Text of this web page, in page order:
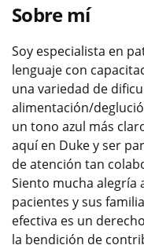
Sobre mí
Soy especialista en
lenguaje con
una variedad de
alimentación/
un tono azul más
aquí en Duke y ser
de atención tan
Siento mucha alegría
pacientes y sus
efectiva es un
la bendición de